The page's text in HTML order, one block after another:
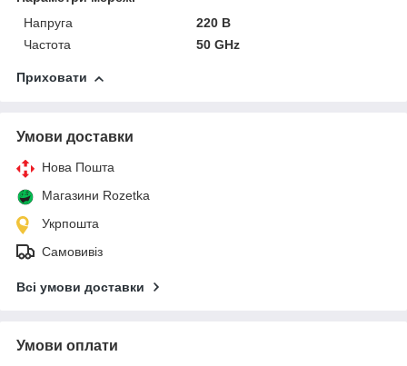
Напруга
220 В
Частота
50 GHz
Приховати
Умови доставки
Нова Пошта
Магазини Rozetka
Укрпошта
Самовивіз
Всі умови доставки
Умови оплати